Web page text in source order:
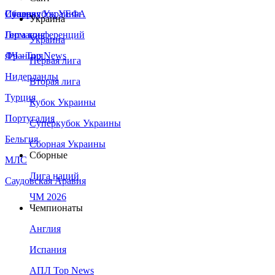
Сборная Украины
Италия
Германия
Франция
Нидерланды
Турция
Португалия
Бельгия
МЛС
Саудовская Аравия
Суперкубок УЕФА
Лига конференций
ЛЧ - Top News
Украина
Украина
Первая лига
Вторая лига
Кубок Украины
Суперкубок Украины
Сборная Украины
Сборные
Лига наций
ЧМ 2026
Чемпионаты
Англия
Испания
АПЛ Top News